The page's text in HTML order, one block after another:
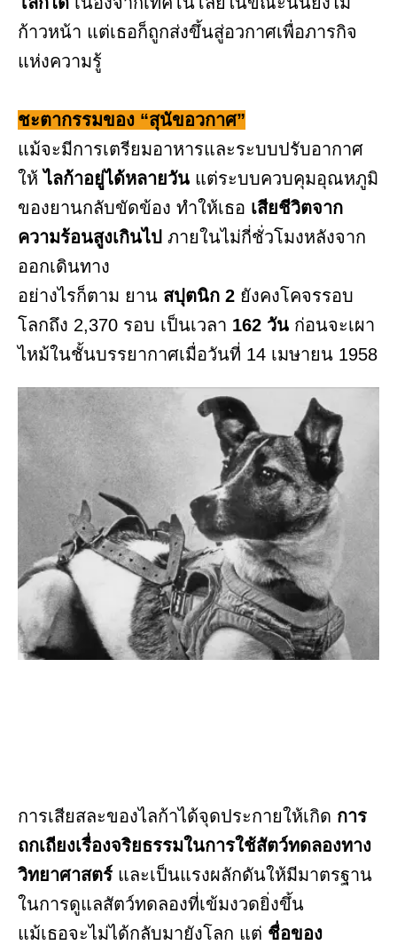
ก้าวหน้า แต่เธอก็ถูกส่งขึ้นสู่อวกาศเพื่อภารกิจ
แห่งความรู้
ชะตากรรมของ “สุนัขอวกาศ”
แม้จะมีการเตรียมอาหารและระบบปรับอากาศ
ให้ไลก้าอยู่ได้หลายวัน แต่ระบบควบคุมอุณหภูมิ
ของยานกลับขัดข้อง ทำให้เธอ เสียชีวิตจาก
ความร้อนสูงเกินไป ภายในไม่กี่ชั่วโมงหลังจาก
ออกเดินทาง
อย่างไรก็ตาม ยาน สปุตนิก 2 ยังคงโคจรรอบ
โลกถึง 2,370 รอบ เป็นเวลา 162 วัน ก่อนจะเผา
ไหม้ในชั้นบรรยากาศเมื่อวันที่ 14 เมษายน 1958
การเสียสละของไลก้าได้จุดประกายให้เกิด การ
ถกเถียงเรื่องจริยธรรมในการใช้สัตว์ทดลองทาง
วิทยาศาสตร์ และเป็นแรงผลักดันให้มีมาตรฐาน
ในการดูแลสัตว์ทดลองที่เข้มงวดยิ่งขึ้น
แม้เธอจะไม่ได้กลับมายังโลก แต่ ชื่อของ